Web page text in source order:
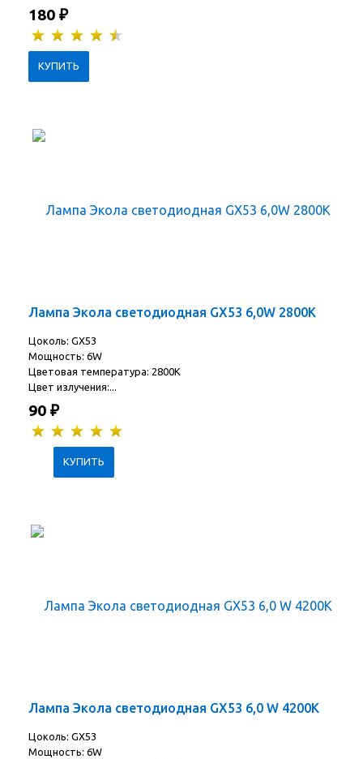
180 ₽
Лампа Экола светодиодная GX53 6,0W 2800K
Цоколь: GX53
Мощность: 6W
Цветовая температура: 2800K
Цвет излучения:...
90 ₽
Лампа Экола светодиодная GX53 6,0 W 4200K
Цоколь: GX53
Мощность: 6W